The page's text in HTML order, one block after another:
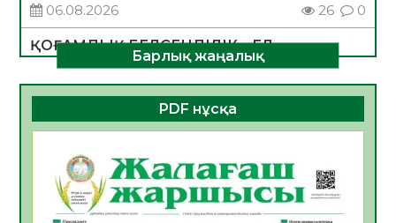
06.08.2026
26 0
ҚОҒАМДЫҚ БЕЛСЕНДІЛІК – ЕЛ
ДАМУЫНЫҢ НЕГІЗІ
06.08.2026
24 0
ҚҰРЫЛТАЙ САЙЛАУЫ – БОЛАШАҚҚА
06.08.2026
Инфекциялық ауруларға қарсы иммундау
жұмыстарының тиімділігі
Барлық жаңалық
PDF нұсқа